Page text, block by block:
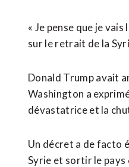
« Je pense que je
sur le retrait de la
Donald Trump avait
Washington a
dévastatrice et la
Un décret ‌a de facto
Syrie et ​sortir le